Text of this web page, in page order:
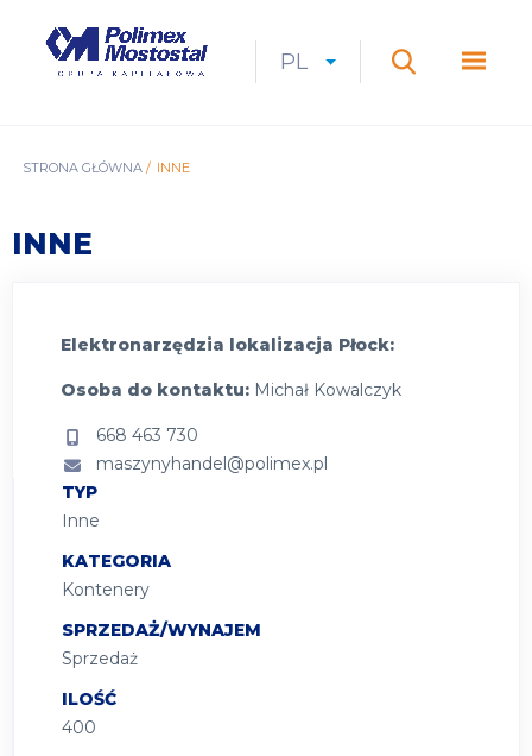
Mostostal
CURRENT
PL
ROZWIŃ
LANGUAGESZUKAJ
ŚCIEŻKA
STRONA GŁÓWNA INNE
INNE
Elektronarzędzia lokalizacja Płock:
Osoba do kontaktu: Michał Kowalczyk
668 463 730
maszynyhandel@polimex.pl
TYP
Inne
KATEGORIA
Kontenery
SPRZEDAŻ/WYNAJEM
Sprzedaż
ILOŚĆ
400